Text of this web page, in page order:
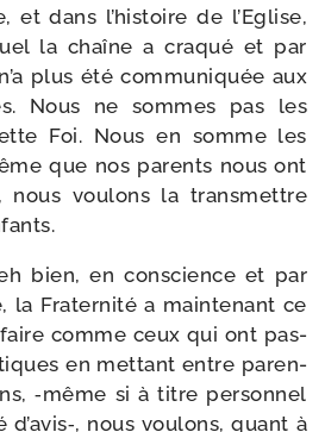
et dans l’histoire de l’Eglise,
la chaîne a cra­qué et par
plus été com­mu­ni­quée aux
Nous ne sommes pas les
Foi. Nous en somme les
que nos parents nous ont
nous vou­lons la trans­mettre
bien, en conscience et par
la Fraternité a main­te­nant ce
comme ceux qui ont pas­
en met­tant entre paren­
‑même si à titre per­son­nel
d’avis‑, nous vou­lons, quant à